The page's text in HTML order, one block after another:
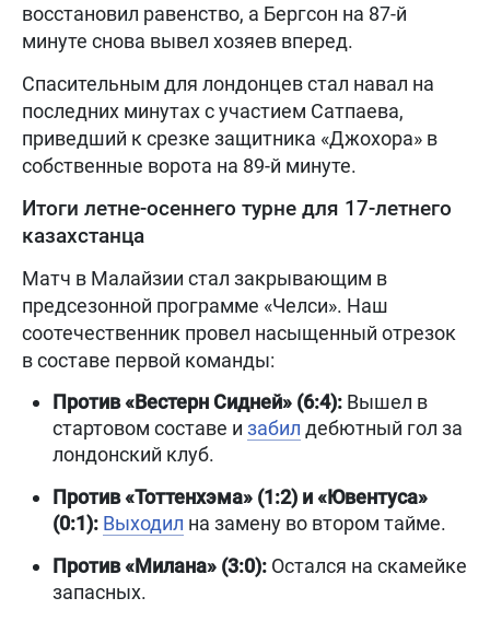
восстановил равенство, а Бергсон на 87-й
минуте снова вывел хозяев вперед.
Спасительным для лондонцев стал навал на
последних минутах с участием Сатпаева,
приведший к срезке защитника «Джохора» в
собственные ворота на 89-й минуте.
Итоги летне-осеннего турне для 17-летнего
казахстанца
Матч в Малайзии стал закрывающим в
предсезонной программе «Челси». Наш
соотечественник провел насыщенный отрезок
в составе первой команды:
Против «Вестерн Сидней» (6:4): Вышел в
стартовом составе и забил дебютный гол за
лондонский клуб.
Против «Тоттенхэма» (1:2) и «Ювентуса»
(0:1): Выходил на замену во втором тайме.
Против «Милана» (3:0): Остался на скамейке
запасных.